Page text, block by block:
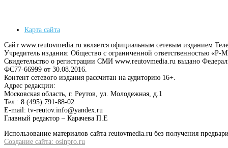
Карта сайта
Сайт www.reutovmedia.ru является официальным сетевым изданием
Учредитель издания: Общество с ограниченной ответственностью
Свидетельство о регистрации СМИ www.reutovmedia.ru выдано
ФС77-66999 от 30.08.2016.
Контент сетевого издания рассчитан на аудиторию 16+.
Адрес редакции:
Московская область, г. Реутов, ул. Молодежная, д.1
Тел.: 8 (495) 791-88-02
E-mail: tv-reutov.info@yandex.ru
Главный редактор – Карачева П.Е
Использование материалов сайта reutovmedia.ru без получения
Создание сайта: osinpro.ru